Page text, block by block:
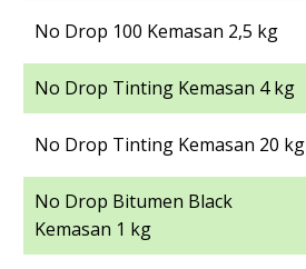
No Drop 100 Kemasan 2,5 kg
No Drop Tinting Kemasan 4 kg
No Drop Tinting Kemasan 20 kg
No Drop Bitumen Black
Kemasan 1 kg